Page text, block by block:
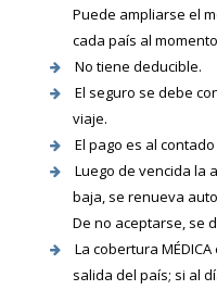
Puede ampliarse el
cada país al
No tiene deducible.
El seguro se debe
viaje.
El pago es al
Luego de vencida la
baja, se renueva
De no aceptarse, se
La cobertura
salida del país; si al